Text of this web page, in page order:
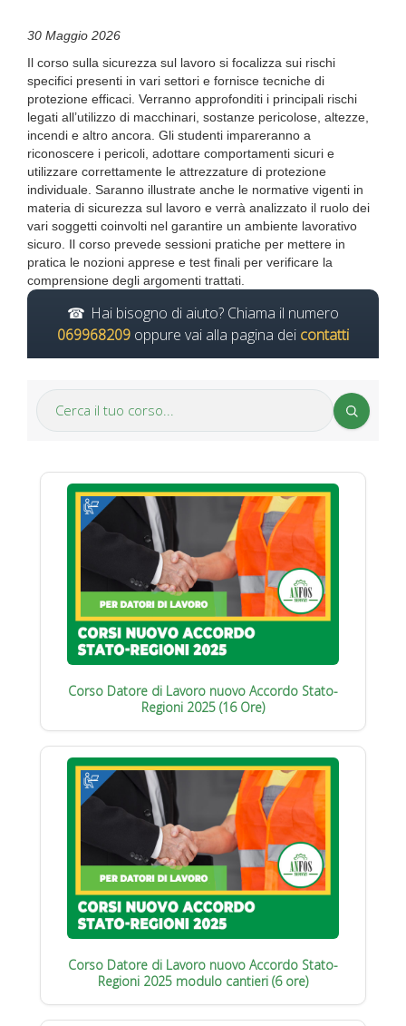
30 Maggio 2026
Il corso sulla sicurezza sul lavoro si focalizza sui rischi
specifici presenti in vari settori e fornisce tecniche di
protezione efficaci. Verranno approfonditi i principali rischi
legati all’utilizzo di macchinari, sostanze pericolose, altezze,
incendi e altro ancora. Gli studenti impareranno a
riconoscere i pericoli, adottare comportamenti sicuri e
utilizzare correttamente le attrezzature di protezione
individuale. Saranno illustrate anche le normative vigenti in
materia di sicurezza sul lavoro e verrà analizzato il ruolo dei
vari soggetti coinvolti nel garantire un ambiente lavorativo
sicuro. Il corso prevede sessioni pratiche per mettere in
pratica le nozioni apprese e test finali per verificare la
comprensione degli argomenti trattati.
Hai bisogno di aiuto? Chiama il numero
069968209 oppure vai alla pagina dei contatti
Corso Datore di Lavoro nuovo Accordo Stato-
Regioni 2025 (16 Ore)
Corso Datore di Lavoro nuovo Accordo Stato-
Regioni 2025 modulo cantieri (6 ore)